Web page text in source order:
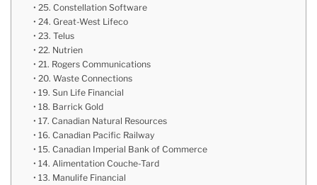
25. Constellation Software
24. Great-West Lifeco
23. Telus
22. Nutrien
21. Rogers Communications
20. Waste Connections
19. Sun Life Financial
18. Barrick Gold
17. Canadian Natural Resources
16. Canadian Pacific Railway
15. Canadian Imperial Bank of Commerce
14. Alimentation Couche-Tard
13. Manulife Financial